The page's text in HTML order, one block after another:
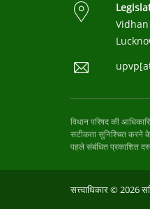
विधान परिषद की
सटीकता सुनिश्चित करने के
पहले संबंधित प्रकाशित
सत्त्वाधिकार © 2026